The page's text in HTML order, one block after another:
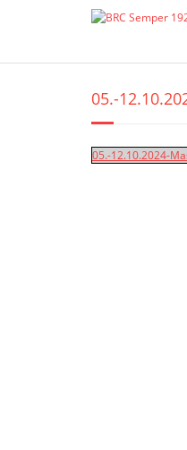
05.-
05.-12.10.2024-